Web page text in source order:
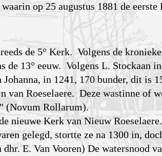
op 25 augustus 1881 de eerste
de 5° Kerk. Volgens de
de 13° eeuw. Volgens L. Stockaan in
in 1241, 170 bunder, dit is
van Roeselaere. Deze wastinne of
(Novum Rollarum).
nieuwe Kerk van Nieuw Roeselaere.
gelegd, stortte ze na 1300 in,
E. Van Vooren) De watersnood